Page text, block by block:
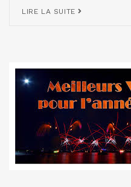
LIRE LA SUITE